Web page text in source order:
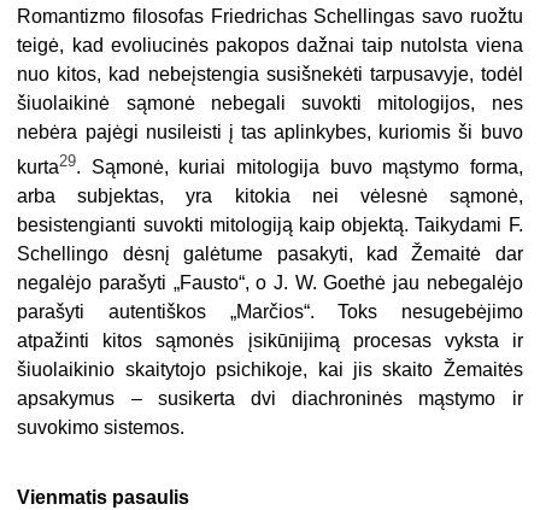
Romantizmo filosofas Friedrichas Schellingas savo ruožtu
teigė, kad evoliucinės pakopos dažnai taip nutolsta viena
nuo kitos, kad nebeįstengia susišnekėti tarpusavyje, todėl
šiuolaikinė sąmonė nebegali suvokti mitologijos, nes
nebėra pajėgi nusileisti į tas aplinkybes, kuriomis ši buvo
kurta29. Sąmonė, kuriai mitologija buvo mąstymo forma,
arba subjektas, yra kitokia nei vėlesnė sąmonė,
besistengianti suvokti mitologiją kaip objektą. Taikydami F.
Schellingo dėsnį galėtume pasakyti, kad Žemaitė dar
negalėjo parašyti „Fausto“, o J. W. Goethė jau nebegalėjo
parašyti autentiškos „Marčios“. Toks nesugebėjimo
atpažinti kitos sąmonės įsikūnijimą procesas vyksta ir
šiuolaikinio skaitytojo psichikoje, kai jis skaito Žemaitės
apsakymus – susikerta dvi diachroninės mąstymo ir
suvokimo sistemos.
Vienmatis pasaulis